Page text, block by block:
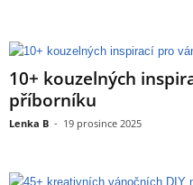
10+ kouzelných
příborníku
Lenka B - 19 prosince 2025